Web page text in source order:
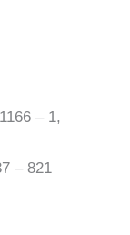
– 1,
– 821